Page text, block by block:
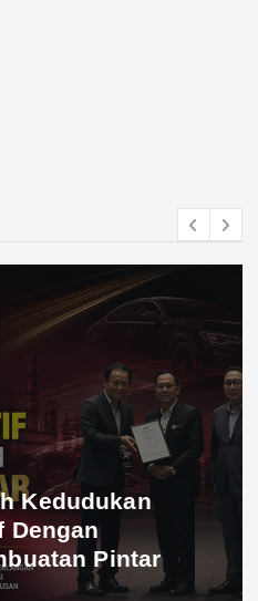
Kedudukan
Dengan
Pintar